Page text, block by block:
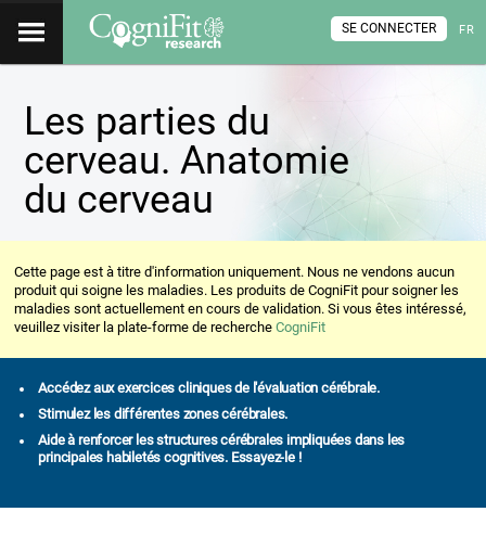
FR
SE CONNECTER
Les parties du
cerveau. Anatomie
du cerveau
Cette page est à titre d'information uniquement. Nous ne vendons aucun
produit qui soigne les maladies. Les produits de CogniFit pour soigner les
maladies sont actuellement en cours de validation. Si vous êtes intéressé,
veuillez visiter la plate-forme de rechercheCogniFit
Accédez aux exercices cliniques de l'évaluation cérébrale.
Stimulez les différentes zones cérébrales.
Aide à renforcer les structures cérébrales impliquées dans les
principales habiletés cognitives. Essayez-le !